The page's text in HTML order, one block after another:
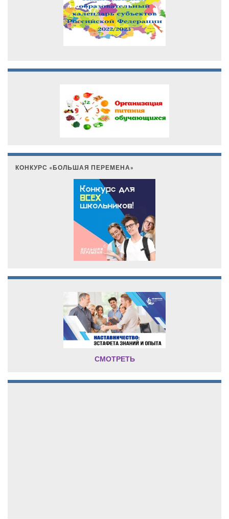
КОНКУРС «БОЛЬШАЯ ПЕРЕМЕНА»
СМОТРЕТЬ